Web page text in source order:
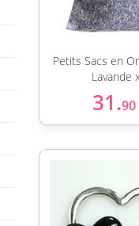
Petits Sacs en
Lavande
31.90